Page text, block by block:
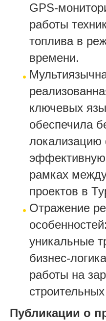
GPS-
работы
топлива в
времени.
ключевых
обеспечила
локализацию
рамках
проектов в
Отражение
уникальные
бизнес-
работы на
Публикации о